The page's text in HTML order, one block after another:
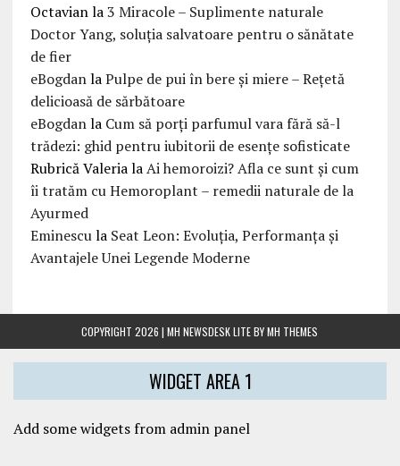
Octavianla3 Miracole – Suplimente naturale
Doctor Yang, soluția salvatoare pentru o sănătate
de fier
eBogdanlaPulpe de pui în bere și miere – Rețetă
delicioasă de sărbătoare
eBogdanla Cum să porți parfumul vara fără să-l
trădezi: ghid pentru iubitorii de esențe sofisticate
Rubrică ValerialaAi hemoroizi? Afla ce sunt și cum
îi tratăm cu Hemoroplant – remedii naturale de la
Ayurmed
Eminescula Seat Leon: Evoluția, Performanța și
Avantajele Unei Legende Moderne
COPYRIGHT 2026 | MH NEWSDESK LITE BYMH THEMES
WIDGET AREA 1
Add some widgets from admin panel